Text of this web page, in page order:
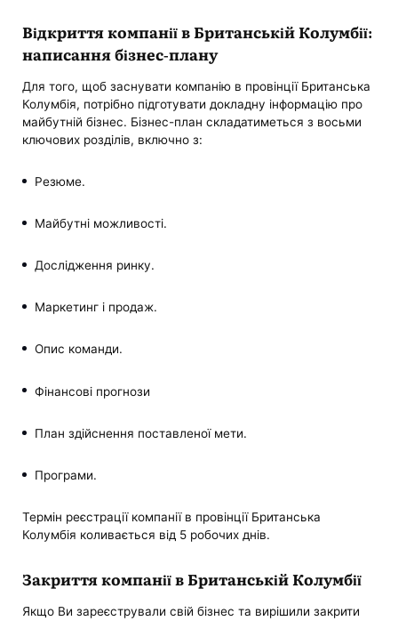
Відкриття компанії в Британській Колумбії:
написання бізнес-плану
Для того, щоб заснувати компанію в провінції Британська
Колумбія, потрібно підготувати докладну інформацію про
майбутній бізнес. Бізнес-план складатиметься з восьми
ключових розділів, включно з:
Резюме.
Майбутні можливості.
Дослідження ринку.
Маркетинг і продаж.
Опис команди.
Фінансові прогнози
План здійснення поставленої мети.
Програми.
Термін реєстрації компанії в провінції Британська
Колумбія коливається від 5 робочих днів.
Закриття компанії в Британській Колумбії
Якщо Ви зареєстрували свій бізнес та вирішили закрити